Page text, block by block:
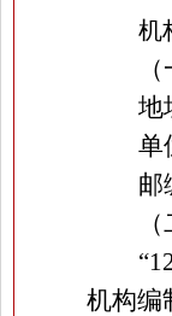
机
地
单
邮
机构编